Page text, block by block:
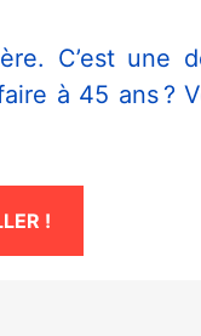
C’est une
à 45 ans ?
!